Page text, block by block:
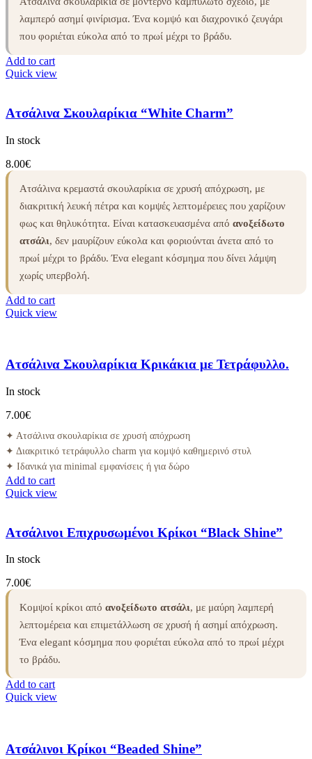
λαμπερό ασημί φινίρισμα. Ένα κομψό και διαχρονικό ζευγάρι
που φοριέται εύκολα από το πρωί μέχρι το βράδυ.
Add to cart
Quick view
Ατσάλινα Σκουλαρίκια “White Charm”
In stock
8.00€
Ατσάλινα κρεμαστά σκουλαρίκια σε χρυσή απόχρωση, με
διακριτική λευκή πέτρα και κομψές λεπτομέρειες που χαρίζουν
φως και θηλυκότητα. Είναι κατασκευασμένα από ανοξείδωτο
ατσάλι, δεν μαυρίζουν εύκολα και φοριούνται άνετα από το
πρωί μέχρι το βράδυ. Ένα elegant κόσμημα που δίνει λάμψη
χωρίς υπερβολή.
Add to cart
Quick view
Ατσάλινα Σκουλαρίκια Κρικάκια με Τετράφυλλο.
In stock
7.00€
✦ Ατσάλινα σκουλαρίκια σε χρυσή απόχρωση
✦ Διακριτικό τετράφυλλο charm για κομψό καθημερινό στυλ
✦ Ιδανικά για minimal εμφανίσεις ή για δώρο
Add to cart
Quick view
Ατσάλινοι Επιχρυσωμένοι Κρίκοι “Black Shine”
In stock
7.00€
Κομψοί κρίκοι από ανοξείδωτο ατσάλι, με μαύρη λαμπερή
λεπτομέρεια και επιμετάλλωση σε χρυσή ή ασημί απόχρωση.
Ένα elegant κόσμημα που φοριέται εύκολα από το πρωί μέχρι
το βράδυ.
Add to cart
Quick view
Ατσάλινοι Κρίκοι “Beaded Shine”